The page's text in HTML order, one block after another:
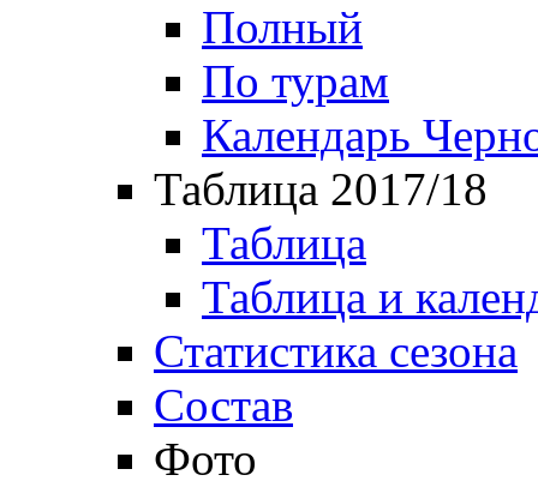
Полный
По турам
Календарь
Таблица 2017/18
Таблица
Таблица и
Статистика сезона
Состав
Фото